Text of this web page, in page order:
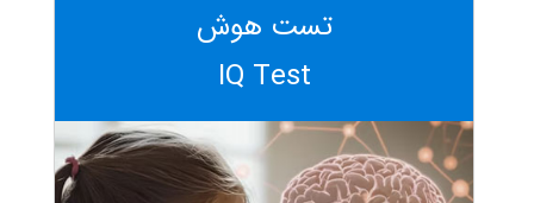
تست هوش
IQ Test